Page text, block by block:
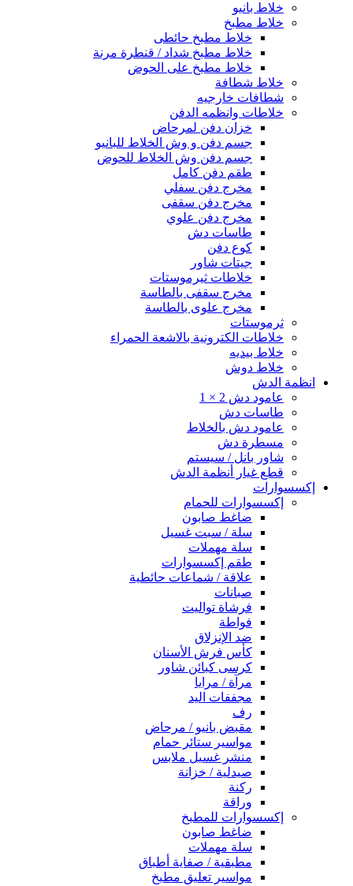
خلاط بانيو
خلاط مطبخ
خلاط مطبخ حائطى
خلاط مطبخ شداد / قنطرة مرنة
خلاط مطبخ على الحوض
خلاط شطافة
شطافات خارجيه
خلاطات وانظمه الدفن
خزان دفن لمرحاض
جسم دفن و وش الخلاط للبانيو
جسم دفن وش الخلاط للحوض
طقم دفن كامل
مخرج دفن سفلي
مخرج دفن سقفى
مخرج دفن علوي
طاسات دش
كوع دفن
جيتات شاور
خلاطات ثيرموستات
مخرج سقفى بالطاسة
مخرج علوى بالطاسة
ثرموستات
خلاطات الكترونية بالاشعة الحمراء
خلاط بيديه
خلاط دوش
انظمة الدش
عامود دش 2 × 1
طاسات دش
عامود دش بالخلاط
مسطرة دش
شاور بانل / سيستم
قطع غيار أنظمة الدش
إكسسوارات
إكسسوارات للحمام
ضاغط صابون
سلة / سبت غسيل
سلة مهملات
طقم إكسسوارات
علاقة / شماعات حائطية
صبانات
فرشاة تواليت
فواطة
ضد الإنزلاق
كأس فرش الأسنان
كرسى كبائن شاور
مرآة / مرايا
مجففات اليد
رف
مقبض بانيو / مرحاض
مواسير ستائر حمام
منشر غسيل ملابس
صيدلية / خزانة
ركنة
وراقة
إكسسوارات للمطبخ
ضاغط صابون
سلة مهملات
مطبقية / صفاية أطباق
مواسير تعليق مطبخ